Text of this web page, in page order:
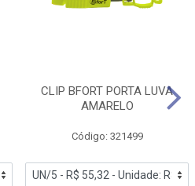
CLIP BFORT PORTA LUVA
AMARELO
Código: 321499